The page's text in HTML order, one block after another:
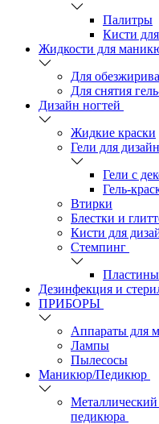
Палитры
Кисти
Жидкости для
Для
Для снятия
Дизайн ногтей
Жидкие краски
Гели для
Гели с
Гель-
Втирки
Блестки и
Кисти для
Стемпинг
Пластины
Дезинфекция и
ПРИБОРЫ
Аппараты для
Лампы
Пылесосы
Маникюр/Педикюр
педикюра